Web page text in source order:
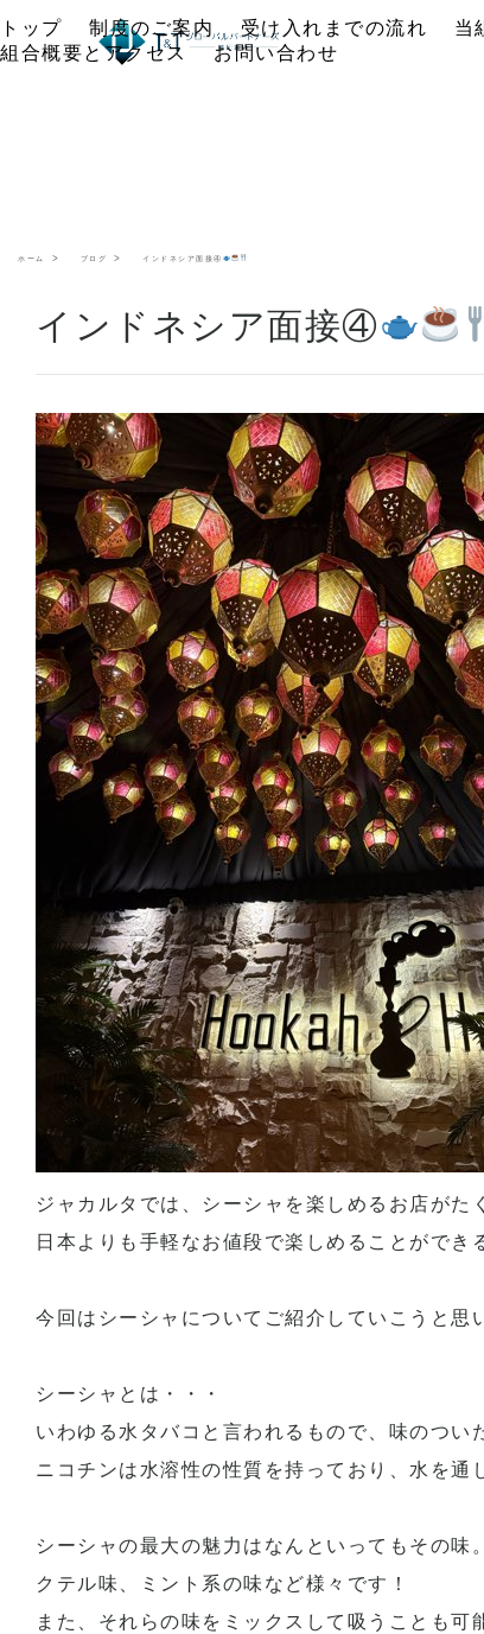
トップ 制度のご案内 受け入れまでの流れ 当
組合概要とアクセス
お問い合わせ
ホーム ブログ インドネシア面接④
インドネシア面接④
ジャカルタでは、シーシャを楽しめるお店がた
日本よりも手軽なお値段で楽しめることができ
今回はシーシャについてご紹介していこうと
シーシャとは・・・
いわゆる水タバコと言われるもので、味のつ
ニコチンは水溶性の性質を持っており、水を
シーシャの最大の魅力はなんといってもその味。
クテル味、ミント系の味など様々です！
また、それらの味をミックスして吸うことも